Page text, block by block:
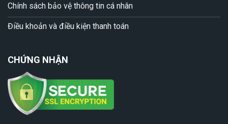
Chính sách bảo vệ thông tin cá nhân
Điều khoản và điều kiện thanh toán
CHỨNG NHẬN